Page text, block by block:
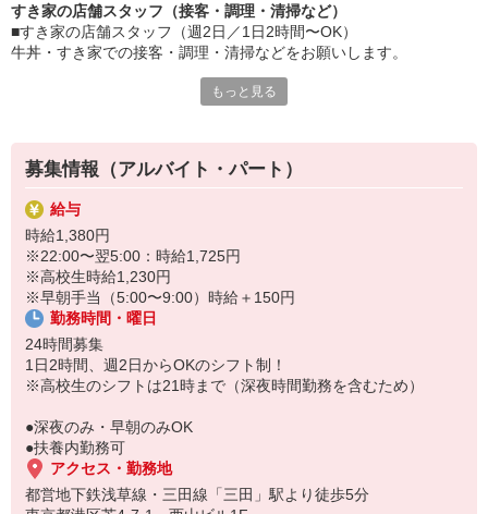
■給与前払い可
急な出費も安心♪
■社員登用あり
将来を考えている方は必見です。
与兵衛、オリーブの丘、焼肉いちばんなどを経営しているゼンシ
ョーグループ！
その中のひとつ『すき家』でお仕事しませんか？
すき家の店舗スタッフ（接客・調理・清掃など）
■すき家の店舗スタッフ（週2日／1日2時間〜OK）
牛丼・すき家での接客・調理・清掃などをお願いします。
あなたの笑顔で！
すばやく提供！
他にも、食材の調整や金銭管理、新しく入社したクルーの研修など
様々なお仕事があります。
セルフオーダー、セルフ会計で、現金の受け渡しはほとんどありま
せん。※一部店舗を除く
取り間違いもなく安心でスムーズ♪
マニュアルも用意していますので飲食店が初めての方でも大丈夫！
もちろん先輩クルーがしっかり教えてくれるので安心してくださ
い。
もっと見る
募集情報（アルバイト・パート）
給与
時給1,380円
※22:00〜翌5:00：時給1,725円
※高校生時給1,230円
※早朝手当（5:00〜9:00）時給＋150円
勤務時間・曜日
24時間募集
1日2時間、週2日からOKのシフト制！
※高校生のシフトは21時まで（深夜時間勤務を含むため）
●深夜のみ・早朝のみOK
●扶養内勤務可
アクセス・勤務地
都営地下鉄浅草線・三田線「三田」駅より徒歩5分